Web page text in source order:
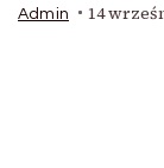
Admin 14